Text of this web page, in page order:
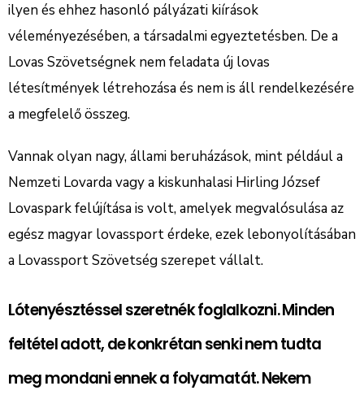
ilyen és ehhez hasonló pályázati kiírások
véleményezésében, a társadalmi egyeztetésben. De a
Lovas Szövetségnek nem feladata új lovas
létesítmények létrehozása és nem is áll rendelkezésére
a megfelelő összeg.
Vannak olyan nagy, állami beruházások, mint például a
Nemzeti Lovarda vagy a kiskunhalasi Hirling József
Lovaspark felújítása is volt, amelyek megvalósulása az
egész magyar lovassport érdeke, ezek lebonyolításában
a Lovassport Szövetség szerepet vállalt.
Lótenyésztéssel szeretnék foglalkozni. Minden
feltétel adott, de konkrétan senki nem tudta
meg mondani ennek a folyamatát. Nekem